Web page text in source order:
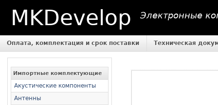
MKDevelop Электронные
Оплата, комплектация и срок поставки Техническая
Импортные комплектующие
Акустические компоненты
Антенны